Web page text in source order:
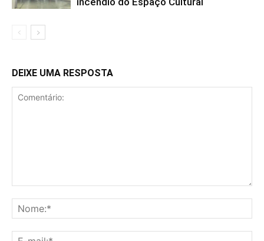
DEIXE UMA RESPOSTA